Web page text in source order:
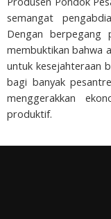
semangat
Dengan berpegang
membuktikan bahwa
untuk kesejahteraan
bagi banyak
menggerakkan
produktif.